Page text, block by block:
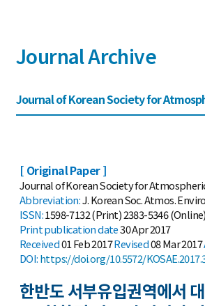
Journal Archive
Journal of Korean Society for
[ Original Paper ]
Journal of Korean Society for
Abbreviation:J. Korean Soc. Atmos.
ISSN:1598-7132 (Print) 2383-5346 (Online)
Printpublication date30 Apr 2017
Received01 Feb 2017Revised08 Mar 2017
DOI:https://doi.org/10.5572/
한반도 서부유입권역에서